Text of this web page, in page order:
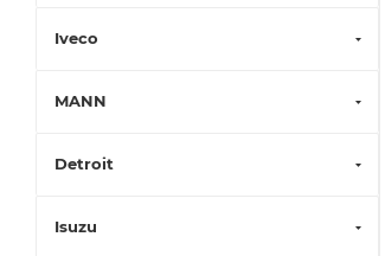
Iveco
MANN
Detroit
Isuzu